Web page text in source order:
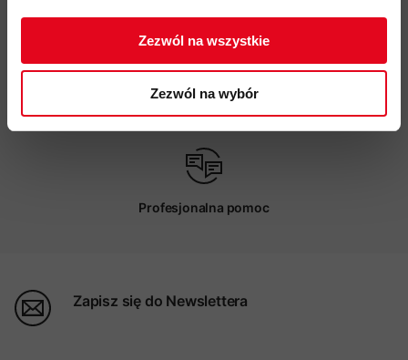
Zezwól na wszystkie
Zezwól na wybór
Profesjonalna pomoc
Zapisz się do Newslettera